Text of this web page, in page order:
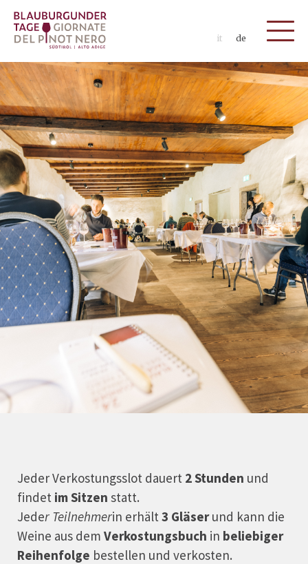
it de
Jeder Verkostungsslot dauert 2 Stunden und
findet im Sitzen statt.
Jeder Teilnehmerin erhält3 Gläserund kann die
Weine aus dem Verkostungsbuch in beliebiger
Reihenfolge bestellen und verkosten.